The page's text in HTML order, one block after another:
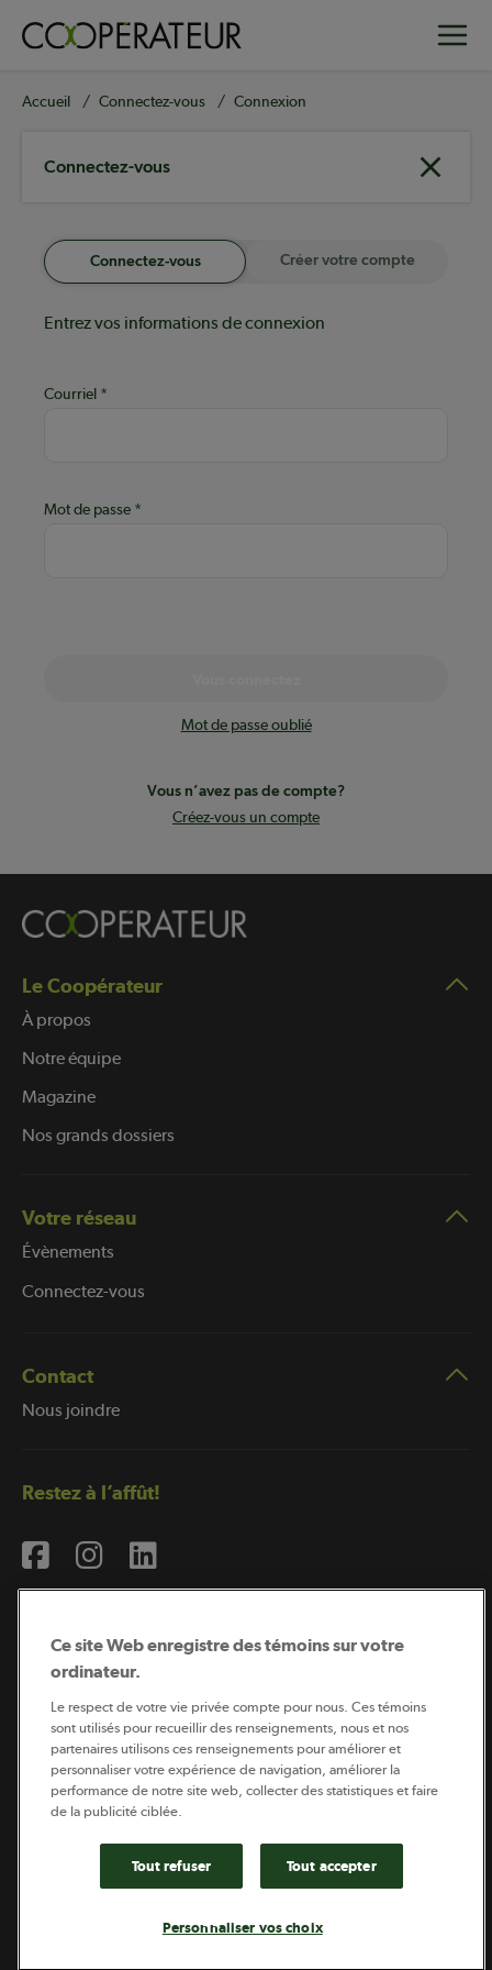
principal
Fil
Accueil Connectez-vous Connexion
Connectez-vous
Connectez-vous Créer votre compte
Entrez vos informations de connexion
Courriel
Mot de passe
Mot de passe oublié
Vous n’avez pas de compte?
Créez-vous un compte
Le Coopérateur
À propos
Notre équipe
Magazine
Nos grands dossiers
Votre réseau
Évènements
Connectez-vous
Contact
Nous joindre
Restez à l’affût!
Coopérateur est publié par Sollio Groupe Coopératif.
Il est l’outil d’information de la coopération agricole
québécoise.
Ce site Web enregistre des témoins sur votre
ordinateur.
Le respect de votre vie privée compte pour nous. Ces témoins
sont utilisés pour recueillir des renseignements, nous et nos
partenaires utilisons ces renseignements pour améliorer et
personnaliser votre expérience de navigation, améliorer la
performance de notre site web, collecter des statistiques et faire
de la publicité ciblée.
Tout refuser Tout accepter
Personnaliser vos choix